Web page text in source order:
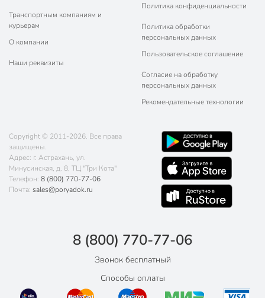
Транспортным компаниям и
курьерам
О компании
Наши реквизиты
Политика конфиденциальности
Политика обработки
персональных данных
Пользовательское соглашение
Согласие на обработку
персональных данных
Рекомендательные технологии
Copyright © 2011-2026. Все права
защищены.
Адрес: г. Астрахань, ул.
Минусинская, д. 8, ТЦ "Три Кота"
Телефон: 8 (800) 770-77-06
Почта: sales@poryadok.ru
8 (800) 770-77-06
Звонок бесплатный
Способы оплаты